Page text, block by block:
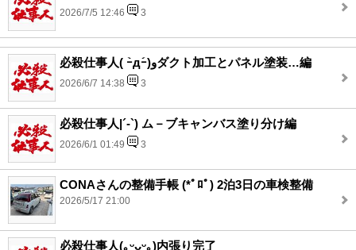
2026/7/5 12:46 3
必殺仕事人( ｰ̀дｰ́)وダクト加工とパネル塗装…編
2026/6/7 14:38 3
必殺仕事人|´-`) ム－ブキャンバス塗り分け編
2026/6/1 01:49 3
CONAさんの整備手帳 (*ﾟﾛﾟ) 2泊3日の車検整備
2026/5/17 21:00
必殺仕事人(｡ᵕᴗᵕ｡)内張り完了